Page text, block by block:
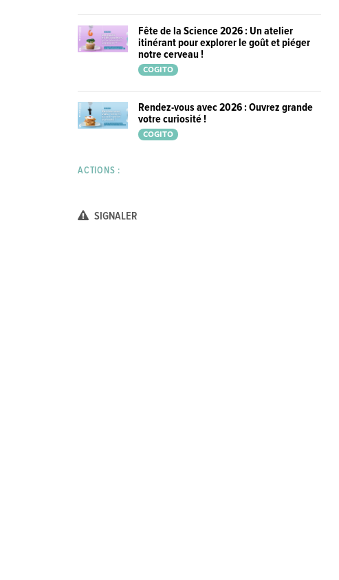
Fête de la Science 2026 : Un atelier
itinérant pour explorer le goût et piéger
notre cerveau !
COGITO
Rendez-vous avec 2026 : Ouvrez grande
votre curiosité !
COGITO
ACTIONS :
SIGNALER